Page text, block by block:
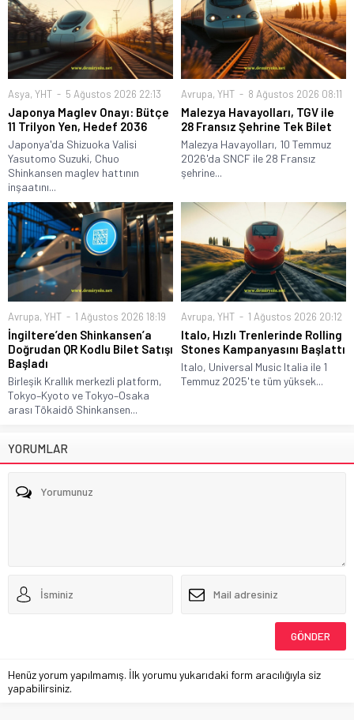
Asya, YHT 5 Ağustos 2026 22:13
Japonya Maglev Onayı: Bütçe
11 Trilyon Yen, Hedef 2036
Japonya'da Shizuoka Valisi
Yasutomo Suzuki, Chuo
Shinkansen maglev hattının
inşaatını...
Avrupa, YHT 8 Ağustos 2026 08:11
Malezya Havayolları, TGV ile
28 Fransız Şehrine Tek Bilet
Malezya Havayolları, 10 Temmuz
2026'da SNCF ile 28 Fransız
şehrine...
Avrupa, YHT 1 Ağustos 2026 18:19
İngiltere’den Shinkansen’a
Doğrudan QR Kodlu Bilet Satışı
Başladı
Birleşik Krallık merkezli platform,
Tokyo–Kyoto ve Tokyo–Osaka
arası Tōkaidō Shinkansen...
Avrupa, YHT 1 Ağustos 2026 20:12
Italo, Hızlı Trenlerinde Rolling
Stones Kampanyasını Başlattı
Italo, Universal Music Italia ile 1
Temmuz 2025'te tüm yüksek...
YORUMLAR
Henüz yorum yapılmamış. İlk yorumu yukarıdaki form aracılığıyla siz
yapabilirsiniz.